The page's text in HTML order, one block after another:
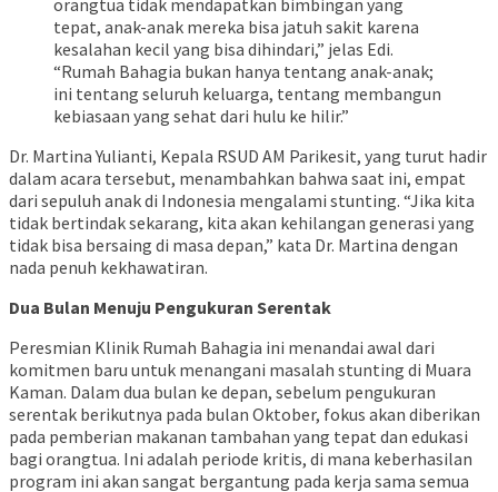
orangtua tidak mendapatkan bimbingan yang
tepat, anak-anak mereka bisa jatuh sakit karena
kesalahan kecil yang bisa dihindari,” jelas Edi.
“Rumah Bahagia bukan hanya tentang anak-anak;
ini tentang seluruh keluarga, tentang membangun
kebiasaan yang sehat dari hulu ke hilir.”
Dr. Martina Yulianti, Kepala RSUD AM Parikesit, yang turut hadir
dalam acara tersebut, menambahkan bahwa saat ini, empat
dari sepuluh anak di Indonesia mengalami stunting. “Jika kita
tidak bertindak sekarang, kita akan kehilangan generasi yang
tidak bisa bersaing di masa depan,” kata Dr. Martina dengan
nada penuh kekhawatiran.
Dua Bulan Menuju Pengukuran Serentak
Peresmian Klinik Rumah Bahagia ini menandai awal dari
komitmen baru untuk menangani masalah stunting di Muara
Kaman. Dalam dua bulan ke depan, sebelum pengukuran
serentak berikutnya pada bulan Oktober, fokus akan diberikan
pada pemberian makanan tambahan yang tepat dan edukasi
bagi orangtua. Ini adalah periode kritis, di mana keberhasilan
program ini akan sangat bergantung pada kerja sama semua